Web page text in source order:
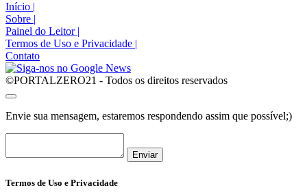
Início
Sobre
Painel do Leitor
Termos de Uso e Privacidade
Contato
©PORTALZERO21 - Todos os direitos reservados
Envie sua mensagem, estaremos respondendo assim que possível;)
Enviar
Termos de Uso e Privacidade